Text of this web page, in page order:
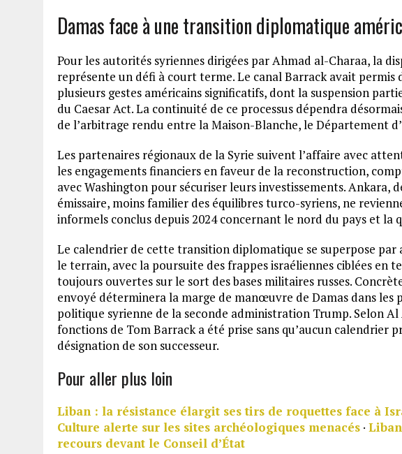
Damas face à une transition diplomatique
Pour les autorités syriennes dirigées par Ahmad al-Charaa, la
représente un défi à court terme. Le canal Barrack avait permis
plusieurs gestes américains significatifs, dont la suspension
du Caesar Act. La continuité de ce processus dépendra
de l’arbitrage rendu entre la Maison-Blanche, le Département
Les partenaires régionaux de la Syrie suivent l’affaire avec
les engagements financiers en faveur de la reconstruction,
avec Washington pour sécuriser leurs investissements. Ankara,
émissaire, moins familier des équilibres turco-syriens, ne
informels conclus depuis 2024 concernant le nord du pays et la
Le calendrier de cette transition diplomatique se superpose par
le terrain, avec la poursuite des frappes israéliennes ciblées en
toujours ouvertes sur le sort des bases militaires russes.
envoyé déterminera la marge de manœuvre de Damas dans les
politique syrienne de la seconde administration Trump. Selon
fonctions de Tom Barrack a été prise sans qu’aucun calendrier
désignation de son successeur.
Pour aller plus loin
Liban : la résistance élargit ses tirs de roquettes face à
Culture alerte sur les sites archéologiques menacés ·
recours devant le Conseil d’État